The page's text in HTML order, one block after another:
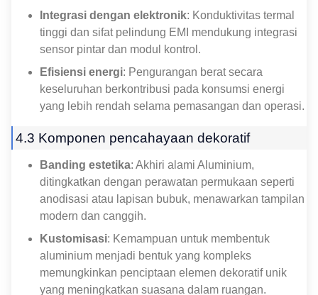
Integrasi dengan elektronik: Konduktivitas termal
tinggi dan sifat pelindung EMI mendukung integrasi
sensor pintar dan modul kontrol.
Efisiensi energi: Pengurangan berat secara
keseluruhan berkontribusi pada konsumsi energi
yang lebih rendah selama pemasangan dan operasi.
4.3 Komponen pencahayaan dekoratif
Banding estetika: Akhiri alami Aluminium,
ditingkatkan dengan perawatan permukaan seperti
anodisasi atau lapisan bubuk, menawarkan tampilan
modern dan canggih.
Kustomisasi: Kemampuan untuk membentuk
aluminium menjadi bentuk yang kompleks
memungkinkan penciptaan elemen dekoratif unik
yang meningkatkan suasana dalam ruangan.